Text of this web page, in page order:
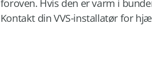
foroven. Hvis den er varm i
Kontakt din VVS-installatør for